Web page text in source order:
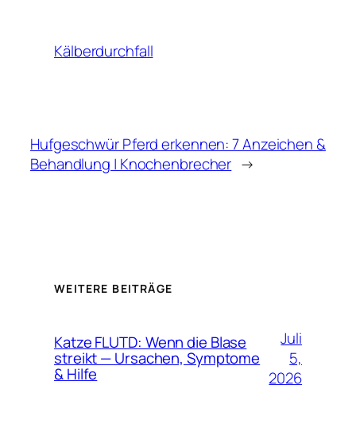
Kälberdurchfall
Hufgeschwür Pferd erkennen: 7 Anzeichen &
Behandlung | Knochenbrecher →
WEITERE BEITRÄGE
Katze FLUTD: Wenn die Blase
streikt — Ursachen, Symptome
& Hilfe
Juli
5,
2026